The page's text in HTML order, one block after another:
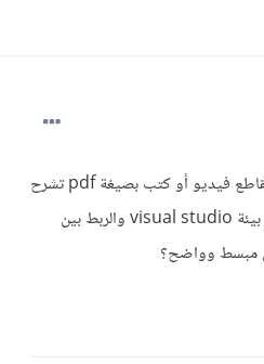
هل يمكن أن تفيدوني بسلسلة مقاطع فيديو أو كتب بصيغة pdf تشرح
تصميم الواجهات بلغة C# ضمن بيئة visual studio والربط بين
مبسط وواضح؟